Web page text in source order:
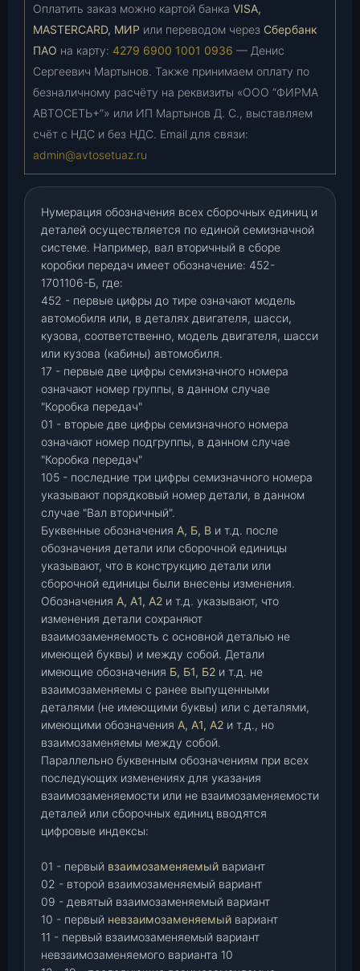
Оплатить заказ можно картой банка VISA,
MASTERCARD, МИР или переводом через Сбербанк
ПАО на карту: 4279 6900 1001 0936 — Денис
Сергеевич Мартынов. Также принимаем оплату по
безналичному расчёту на реквизиты «ООО “ФИРМА
АВТОСЕТЬ+”» или ИП Мартынов Д. С., выставляем
счёт с НДС и без НДС. Email для связи:
admin@avtosetuaz.ru
Нумерация обозначения всех сборочных единиц и
деталей осуществляется по единой семизначной
системе. Например, вал вторичный в сборе
коробки передач имеет обозначение: 452-
1701106-Б, где:
452 - первые цифры до тире означают модель
автомобиля или, в деталях двигателя, шасси,
кузова, соответственно, модель двигателя, шасси
или кузова (кабины) автомобиля.
17 - первые две цифры семизначного номера
означают номер группы, в данном случае
"Коробка передач"
01 - вторые две цифры семизначного номера
означают номер подгруппы, в данном случае
"Коробка передач"
105 - последние три цифры семизначного номера
указывают порядковый номер детали, в данном
случае "Вал вторичный".
Буквенные обозначения А, Б, В и т.д. после
обозначения детали или сборочной единицы
указывают, что в конструкцию детали или
сборочной единицы были внесены изменения.
Обозначения А, А1, А2 и т.д. указывают, что
изменения детали сохраняют
взаимозаменяемость с основной деталью не
имеющей буквы) и между собой. Детали
имеющие обозначения Б, Б1, Б2 и т.д. не
взаимозаменяемы с ранее выпущенными
деталями (не имеющими буквы) или с деталями,
имеющими обозначения А, А1, А2 и т.д., но
взаимозаменяемы между собой.
Параллельно буквенным обозначениям при всех
последующих изменениях для указания
взаимозаменяемости или не взаимозаменяемости
деталей или сборочных единиц вводятся
цифровые индексы:
01 - первый взаимозаменяемый вариант
02 - второй взаимозаменяемый вариант
09 - девятый взаимозаменяемый вариант
10 - первый невзаимозаменяемый вариант
11 - первый взаимозаменяемый вариант
невзаимозаменяемого варианта 10